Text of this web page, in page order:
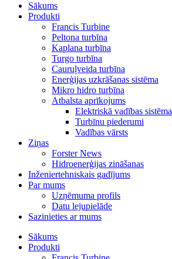
Sākums
Produkti
Francis Turbine
Peltona turbīna
Kaplana turbīna
Turgo turbīna
Cauruļveida turbīna
Enerģijas uzkrāšanas sistēma
Mikro hidro turbīna
Atbalsta aprīkojums
Elektriskā vadības sistēma
Turbīnu piederumi
Vadības vārsts
Ziņas
Forster News
Hidroenerģijas zināšanas
Inženiertehniskais gadījums
Par mums
Uzņēmuma profils
Datu lejupielāde
Sazinieties ar mums
Sākums
Produkti